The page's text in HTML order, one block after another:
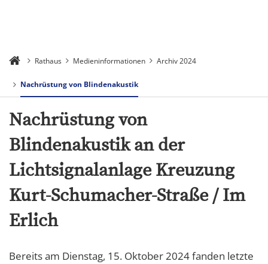
Rathaus Medieninformationen Archiv 2024
Nachrüstung von Blindenakustik
Nachrüstung von
Blindenakustik an der
Lichtsignalanlage Kreuzung
Kurt-Schumacher-Straße / Im
Erlich
Bereits am Dienstag, 15. Oktober 2024 fanden letzte